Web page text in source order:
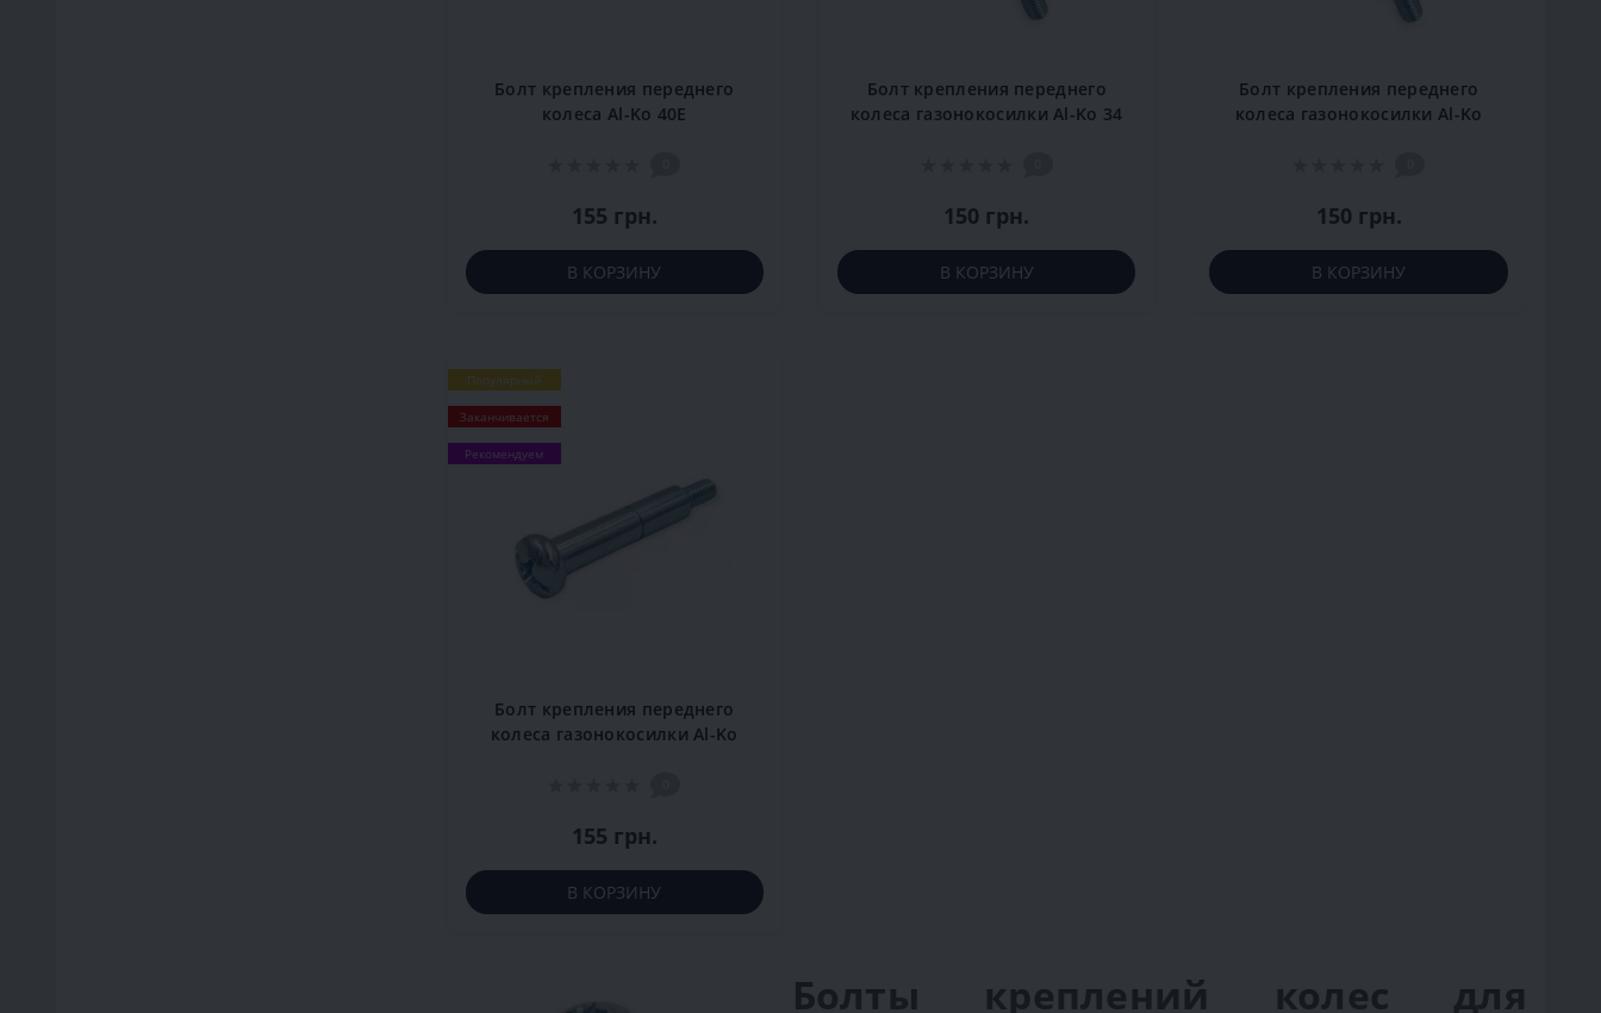
Болт крепления переднего
колеса Al-Ko 40E
155 грн.
В КОРЗИНУ
Болт крепления переднего
колеса газонокосилки Al-Ko 34
150 грн.
В КОРЗИНУ
Болт крепления переднего
колеса газонокосилки Al-Ko
150 грн.
В КОРЗИНУ
Популярный
Заканчивается
Рекомендуем
Болт крепления переднего
колеса газонокосилки Al-Ko
155 грн.
В КОРЗИНУ
Болты креплений колес для